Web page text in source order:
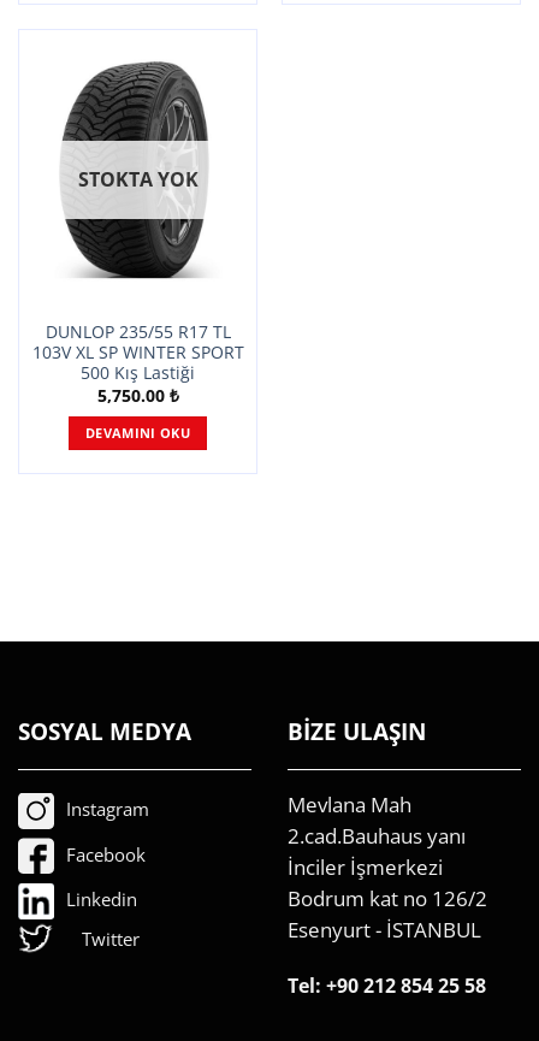
STOKTA YOK
DUNLOP 235/55 R17 TL
103V XL SP WINTER SPORT
500 Kış Lastiği
5,750.00 ₺
DEVAMINI OKU
SOSYAL MEDYA
Instagram
Facebook
Linkedin
Twitter
BİZE ULAŞIN
Mevlana Mah
2.cad.Bauhaus yanı
İnciler İşmerkezi
Bodrum kat no 126/2
Esenyurt - İSTANBUL
Tel: +90 212 854 25 58